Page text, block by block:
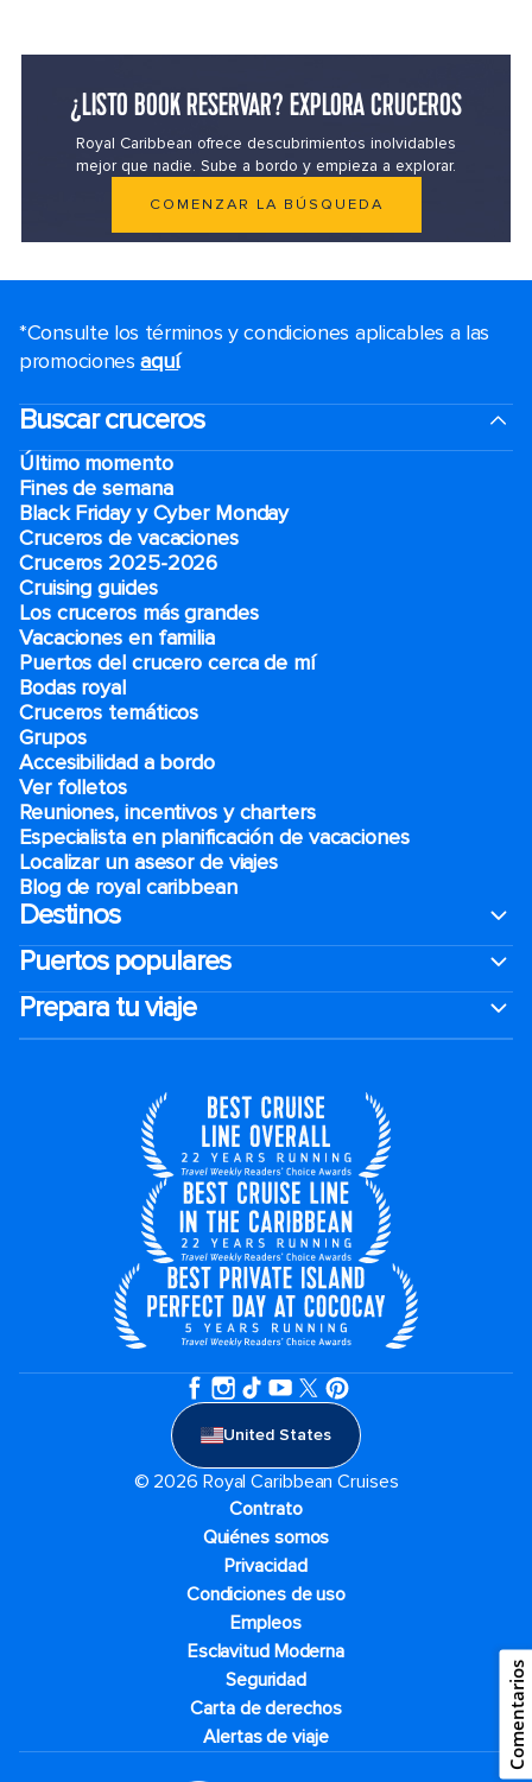
¿LISTO BOOK RESERVAR? EXPLORA CRUCEROS
Royal Caribbean ofrece descubrimientos inolvidables
mejor que nadie. Sube a bordo y empieza a explorar.
COMENZAR LA BÚSQUEDA
*Consulte los términos y condiciones aplicables a las
promocionesaquí.
Buscar cruceros
Último momento
Fines de semana
Black Friday y Cyber Monday
Cruceros de vacaciones
Cruceros 2025-2026
Cruising guides
Los cruceros más grandes
Vacaciones en familia
Puertos del crucero cerca de mí
Bodas royal
Cruceros temáticos
Grupos
Accesibilidad a bordo
Ver folletos
Reuniones, incentivos y charters​
Especialista en planificación de vacaciones
Localizar un asesor de viajes
Blog de royal caribbean
Destinos
Puertos populares
Prepara tu viaje
United States
© 2026 Royal Caribbean Cruises
Contrato
Quiénes somos
Privacidad
Condiciones de uso
Empleos
Esclavitud Moderna
Seguridad
Carta de derechos
Alertas de viaje
Comentarios